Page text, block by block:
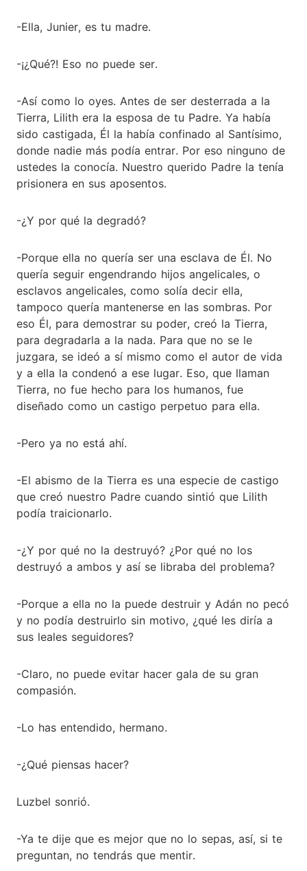
-Ella, Junier, es tu madre.
-¡¿Qué?! Eso no puede ser.
-Así como lo oyes. Antes de ser desterrada a la
Tierra, Lilith era la esposa de tu Padre. Ya había
sido castigada, Él la había confinado al Santísimo,
donde nadie más podía entrar. Por eso ninguno de
ustedes la conocía. Nuestro querido Padre la tenía
prisionera en sus aposentos.
-¿Y por qué la degradó?
-Porque ella no quería ser una esclava de Él. No
quería seguir engendrando hijos angelicales, o
esclavos angelicales, como solía decir ella,
tampoco quería mantenerse en las sombras. Por
eso Él, para demostrar su poder, creó la Tierra,
para degradarla a la nada. Para que no se le
juzgara, se ideó a sí mismo como el autor de vida
y a ella la condenó a ese lugar. Eso, que llaman
Tierra, no fue hecho para los humanos, fue
diseñado como un castigo perpetuo para ella.
-Pero ya no está ahí.
-El abismo de la Tierra es una especie de castigo
que creó nuestro Padre cuando sintió que Lilith
podía traicionarlo.
-¿Y por qué no la destruyó? ¿Por qué no los
destruyó a ambos y así se libraba del problema?
-Porque a ella no la puede destruir y Adán no pecó
y no podía destruirlo sin motivo, ¿qué les diría a
sus leales seguidores?
-Claro, no puede evitar hacer gala de su gran
compasión.
-Lo has entendido, hermano.
-¿Qué piensas hacer?
Luzbel sonrió.
-Ya te dije que es mejor que no lo sepas, así, si te
preguntan, no tendrás que mentir.